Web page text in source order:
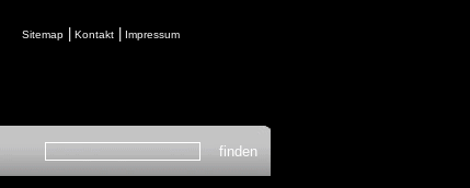
Sitemap Kontakt Impressum